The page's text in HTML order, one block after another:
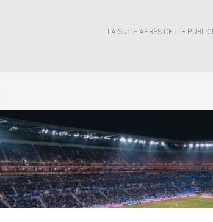
LA SUITE APRÈS CETTE